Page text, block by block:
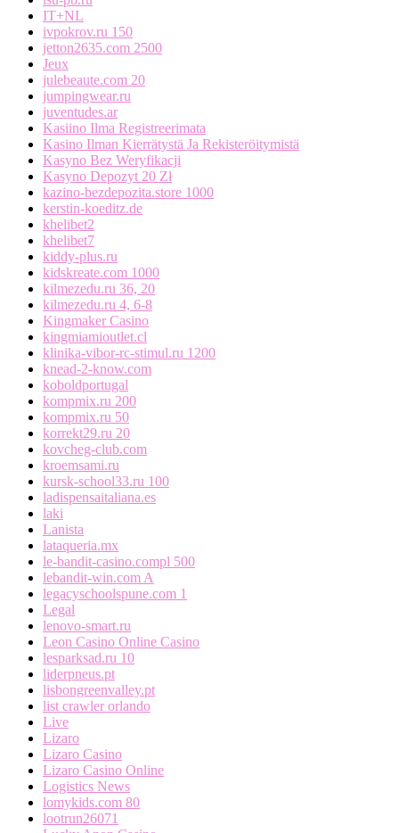
IT+NL
ivpokrov.ru 150
jetton2635.com 2500
Jeux
julebeaute.com 20
jumpingwear.ru
juventudes.ar
Kasiino Ilma Registreerimata
Kasino Ilman Kierrätystä Ja Rekisteröitymistä
Kasyno Bez Weryfikacji
Kasyno Depozyt 20 Zł
kazino-bezdepozita.store 1000
kerstin-koeditz.de
khelibet2
khelibet7
kiddy-plus.ru
kidskreate.com 1000
kilmezedu.ru 36, 20
kilmezedu.ru 4, 6-8
Kingmaker Casino
kingmiamioutlet.cl
klinika-vibor-rc-stimul.ru 1200
knead-2-know.com
koboldportugal
kompmix.ru 200
kompmix.ru 50
korrekt29.ru 20
kovcheg-club.com
kroemsami.ru
kursk-school33.ru 100
ladispensaitaliana.es
laki
Lanista
lataqueria.mx
le-bandit-casino.compl 500
lebandit-win.com A
legacyschoolspune.com 1
Legal
lenovo-smart.ru
Leon Casino Online Casino
lesparksad.ru 10
liderpneus.pt
lisbongreenvalley.pt
list crawler orlando
Live
Lizaro
Lizaro Casino
Lizaro Casino Online
Logistics News
lomykids.com 80
lootrun26071